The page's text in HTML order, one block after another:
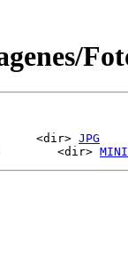
<dir> JPG
<dir>